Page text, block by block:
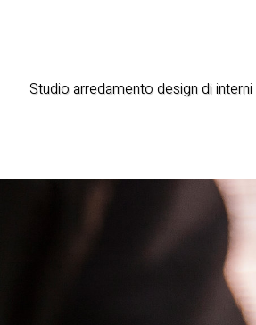
Studio arredamento design di interni